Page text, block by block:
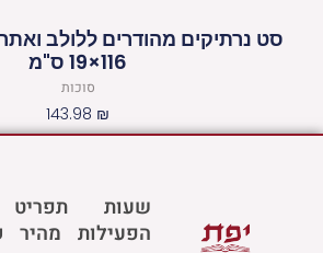
סט נרתיקים מהודרים ללולב
116×19 ס"מ
סוכות
143.98 ₪
שעות
הפעילות
תפריט
מהיר